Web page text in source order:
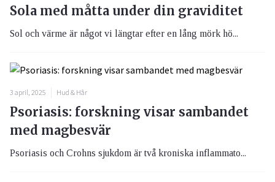
Sola med måtta under din graviditet
Sol och värme är något vi längtar efter en lång mörk hö...
3 april, 2025 Hud & Hår
Psoriasis: forskning visar sambandet
med magbesvär
Psoriasis och Crohns sjukdom är två kroniska inflammato...